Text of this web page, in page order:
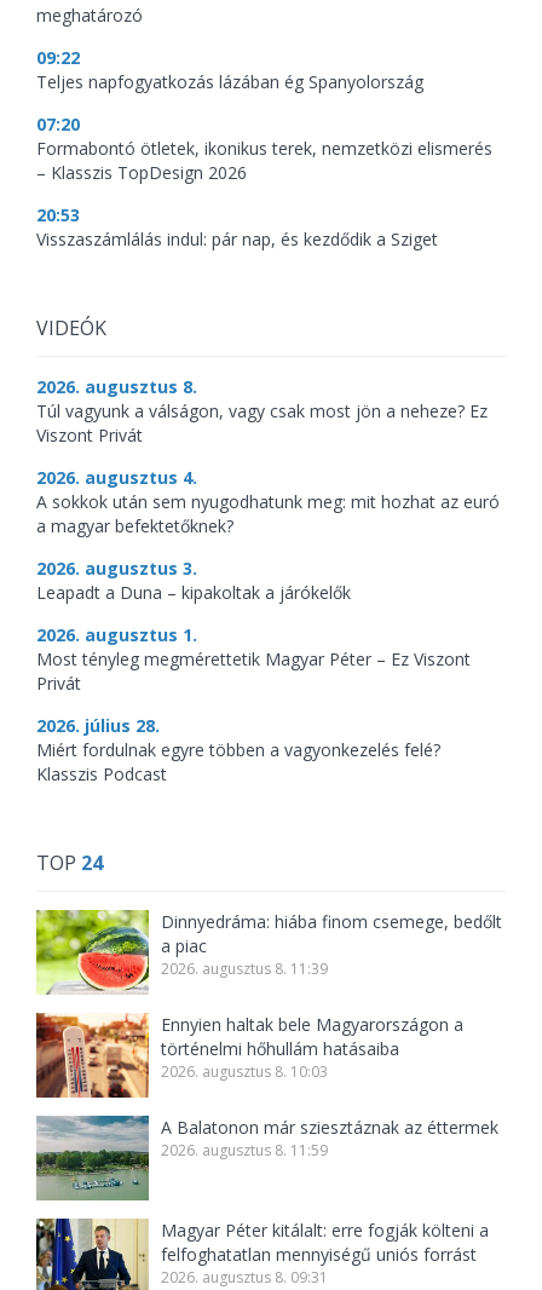
meghatározó
09:22
Teljes napfogyatkozás lázában ég Spanyolország
07:20
Formabontó ötletek, ikonikus terek, nemzetközi elismerés
– Klasszis TopDesign 2026
20:53
Visszaszámlálás indul: pár nap, és kezdődik a Sziget
VIDEÓK
2026. augusztus 8.
Túl vagyunk a válságon, vagy csak most jön a neheze? Ez
Viszont Privát
2026. augusztus 4.
A sokkok után sem nyugodhatunk meg: mit hozhat az euró
a magyar befektetőknek?
2026. augusztus 3.
Leapadt a Duna – kipakoltak a járókelők
2026. augusztus 1.
Most tényleg megmérettetik Magyar Péter – Ez Viszont
Privát
2026. július 28.
Miért fordulnak egyre többen a vagyonkezelés felé?
Klasszis Podcast
TOP 24
Dinnyedráma: hiába finom csemege, bedőlt
a piac
2026. augusztus 8. 11:39
Ennyien haltak bele Magyarországon a
történelmi hőhullám hatásaiba
2026. augusztus 8. 10:03
A Balatonon már sziesztáznak az éttermek
2026. augusztus 8. 11:59
Magyar Péter kitálalt: erre fogják költeni a
felfoghatatlan mennyiségű uniós forrást
2026. augusztus 8. 09:31